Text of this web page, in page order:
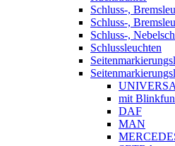
Schluss-,
Schluss-,
Schluss-,
Schlussleuchten
mit
DAF
MAN